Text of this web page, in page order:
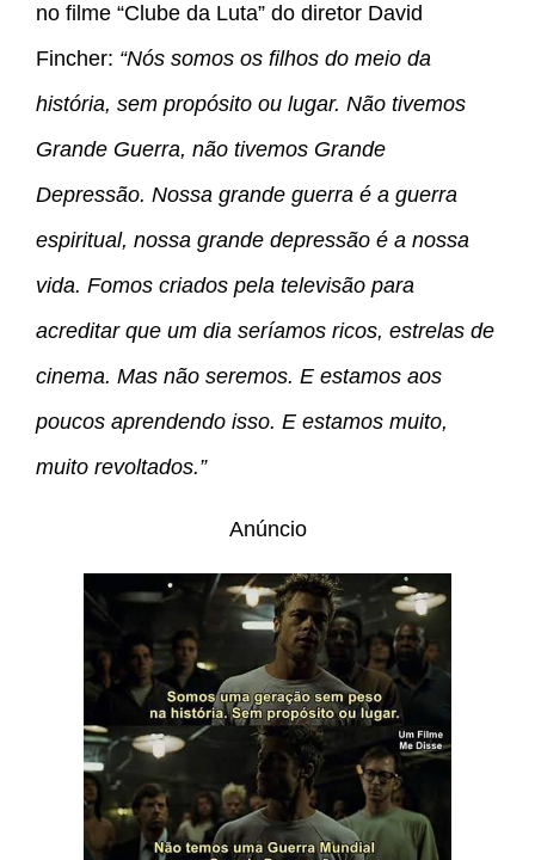
no filme “Clube da Luta” do diretor David
Fincher: “Nós somos os filhos do meio da
história, sem propósito ou lugar. Não tivemos
Grande Guerra, não tivemos Grande
Depressão. Nossa grande guerra é a guerra
espiritual, nossa grande depressão é a nossa
vida. Fomos criados pela televisão para
acreditar que um dia seríamos ricos, estrelas de
cinema. Mas não seremos. E estamos aos
poucos aprendendo isso. E estamos muito,
muito revoltados.”
Anúncio